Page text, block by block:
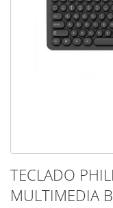
TECLADO
MULTIMEDIA